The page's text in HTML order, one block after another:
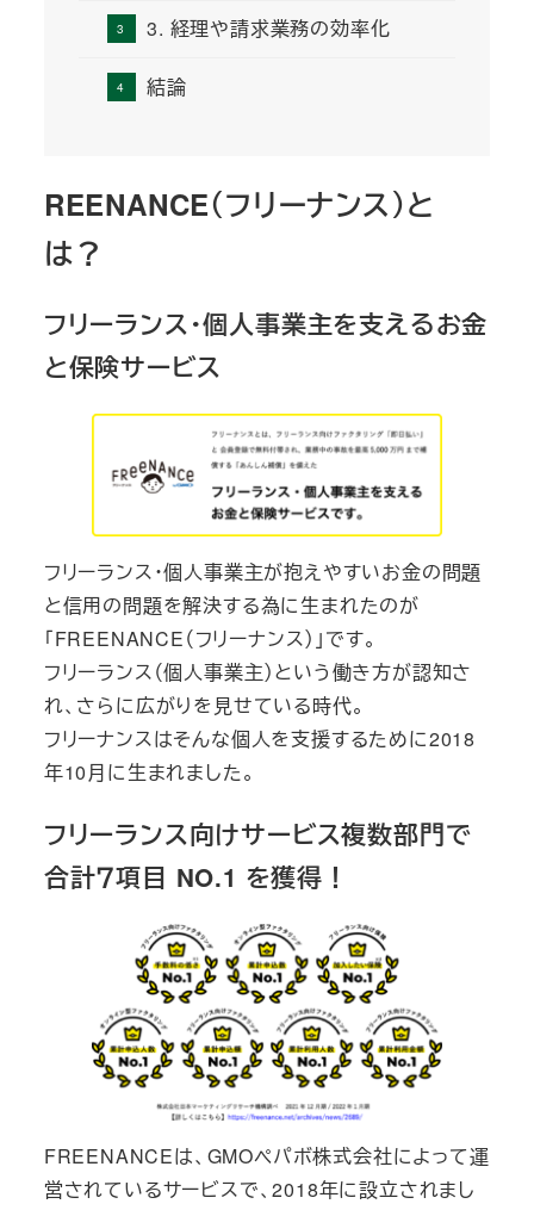
3. 経理や請求業務の効率化
結論
REENANCE（フリーナンス）と
は？
フリーランス・個人事業主を支えるお金
と保険サービス
フリーランス・個人事業主が抱えやすいお金の問題
と信用の問題を解決する為に生まれたのが
「FREENANCE（フリーナンス）」です。
フリーランス（個人事業主）という働き方が認知さ
れ、さらに広がりを見せている時代。
フリーナンスはそんな個人を支援するために2018
年10月に生まれました。
フリーランス向けサービス複数部門で
合計７項目 NO.1 を獲得！
FREENANCEは、GMOペパボ株式会社によって運
営されているサービスで、2018年に設立されまし